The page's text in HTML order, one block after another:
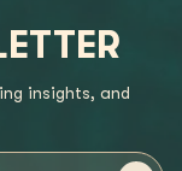
insights, and